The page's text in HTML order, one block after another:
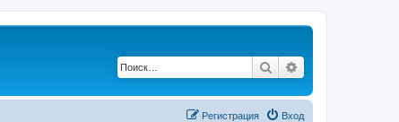
Поиск
Вход
Регистрация